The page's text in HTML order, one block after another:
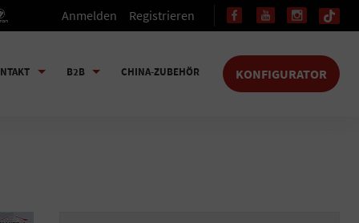
Anmelden Registrieren
B2B CHINA-ZUBEHÖR KONFIGURATOR